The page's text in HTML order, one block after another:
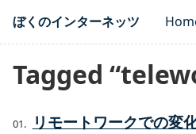
ぼくのインターネッツ
Tagged
リモートワークでの変